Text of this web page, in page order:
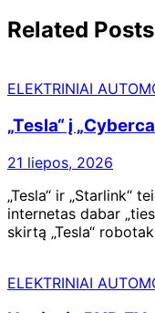
Related Posts
ELEKTRINIAI
„Tesla“ į
21 liepos, 2026
„Tesla“ ir „Starlink“
internetas dabar
skirtą „Tesla“
ELEKTRINIAI